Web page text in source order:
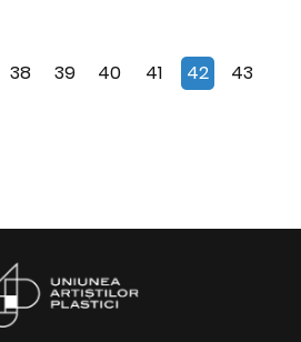
38 39 40 41 42
43